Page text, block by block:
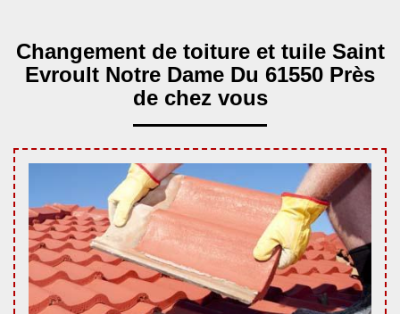
Changement de toiture et tuile Saint
Evroult Notre Dame Du 61550 Près
de chez vous